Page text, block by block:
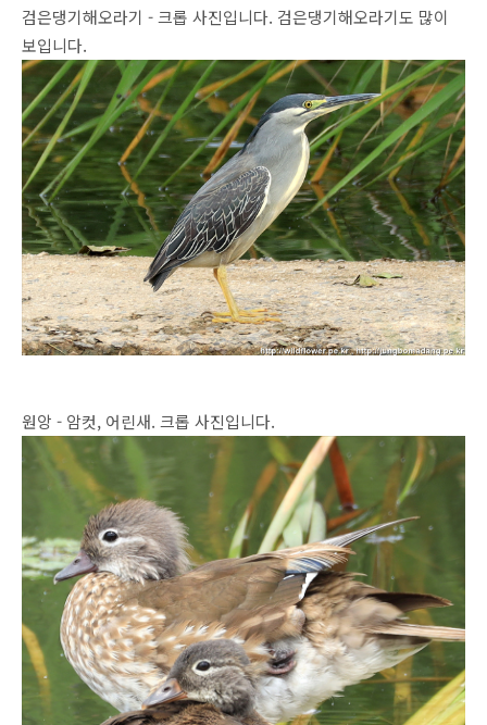
검은댕기해오라기 - 크롭 사진입니다. 검은댕기해오라기도 많이
보입니다.
원앙 - 암컷, 어린새. 크롭 사진입니다.